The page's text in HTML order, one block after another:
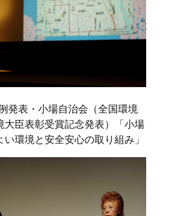
発表・小場自治会（全国環境
臣表彰受賞記念発表）「小場
い環境と安全安心の取り組み」